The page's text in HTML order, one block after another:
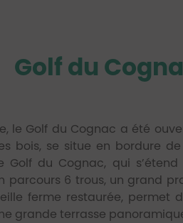
Golf du
le Golf du Cognac a été
bois, se situe en bordure
Golf du Cognac, qui
parcours 6 trous, un grand
ferme restaurée, permet
grande terrasse